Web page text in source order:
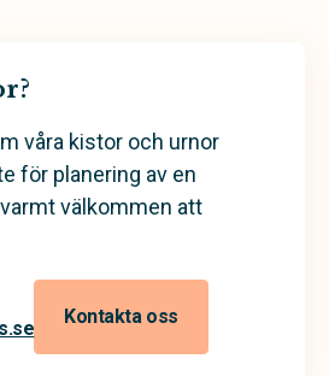
våra kistor och urnor
för planering av en
välkommen att
Kontakta oss